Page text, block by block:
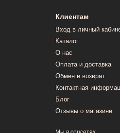
Клиентам
Вход в личный
Каталог
О нас
Оплата и доставка
Обмен и возврат
Контактная
Блог
Отзывы о магазине